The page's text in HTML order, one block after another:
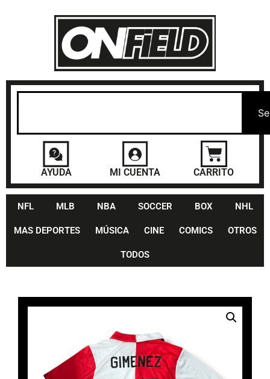
AYUDA MI CUENTA CARRITO
NFL MLB NBA SOCCER BOX NHL
MAS DEPORTES MÚSICA CINE COMICS OTROS
TODOS